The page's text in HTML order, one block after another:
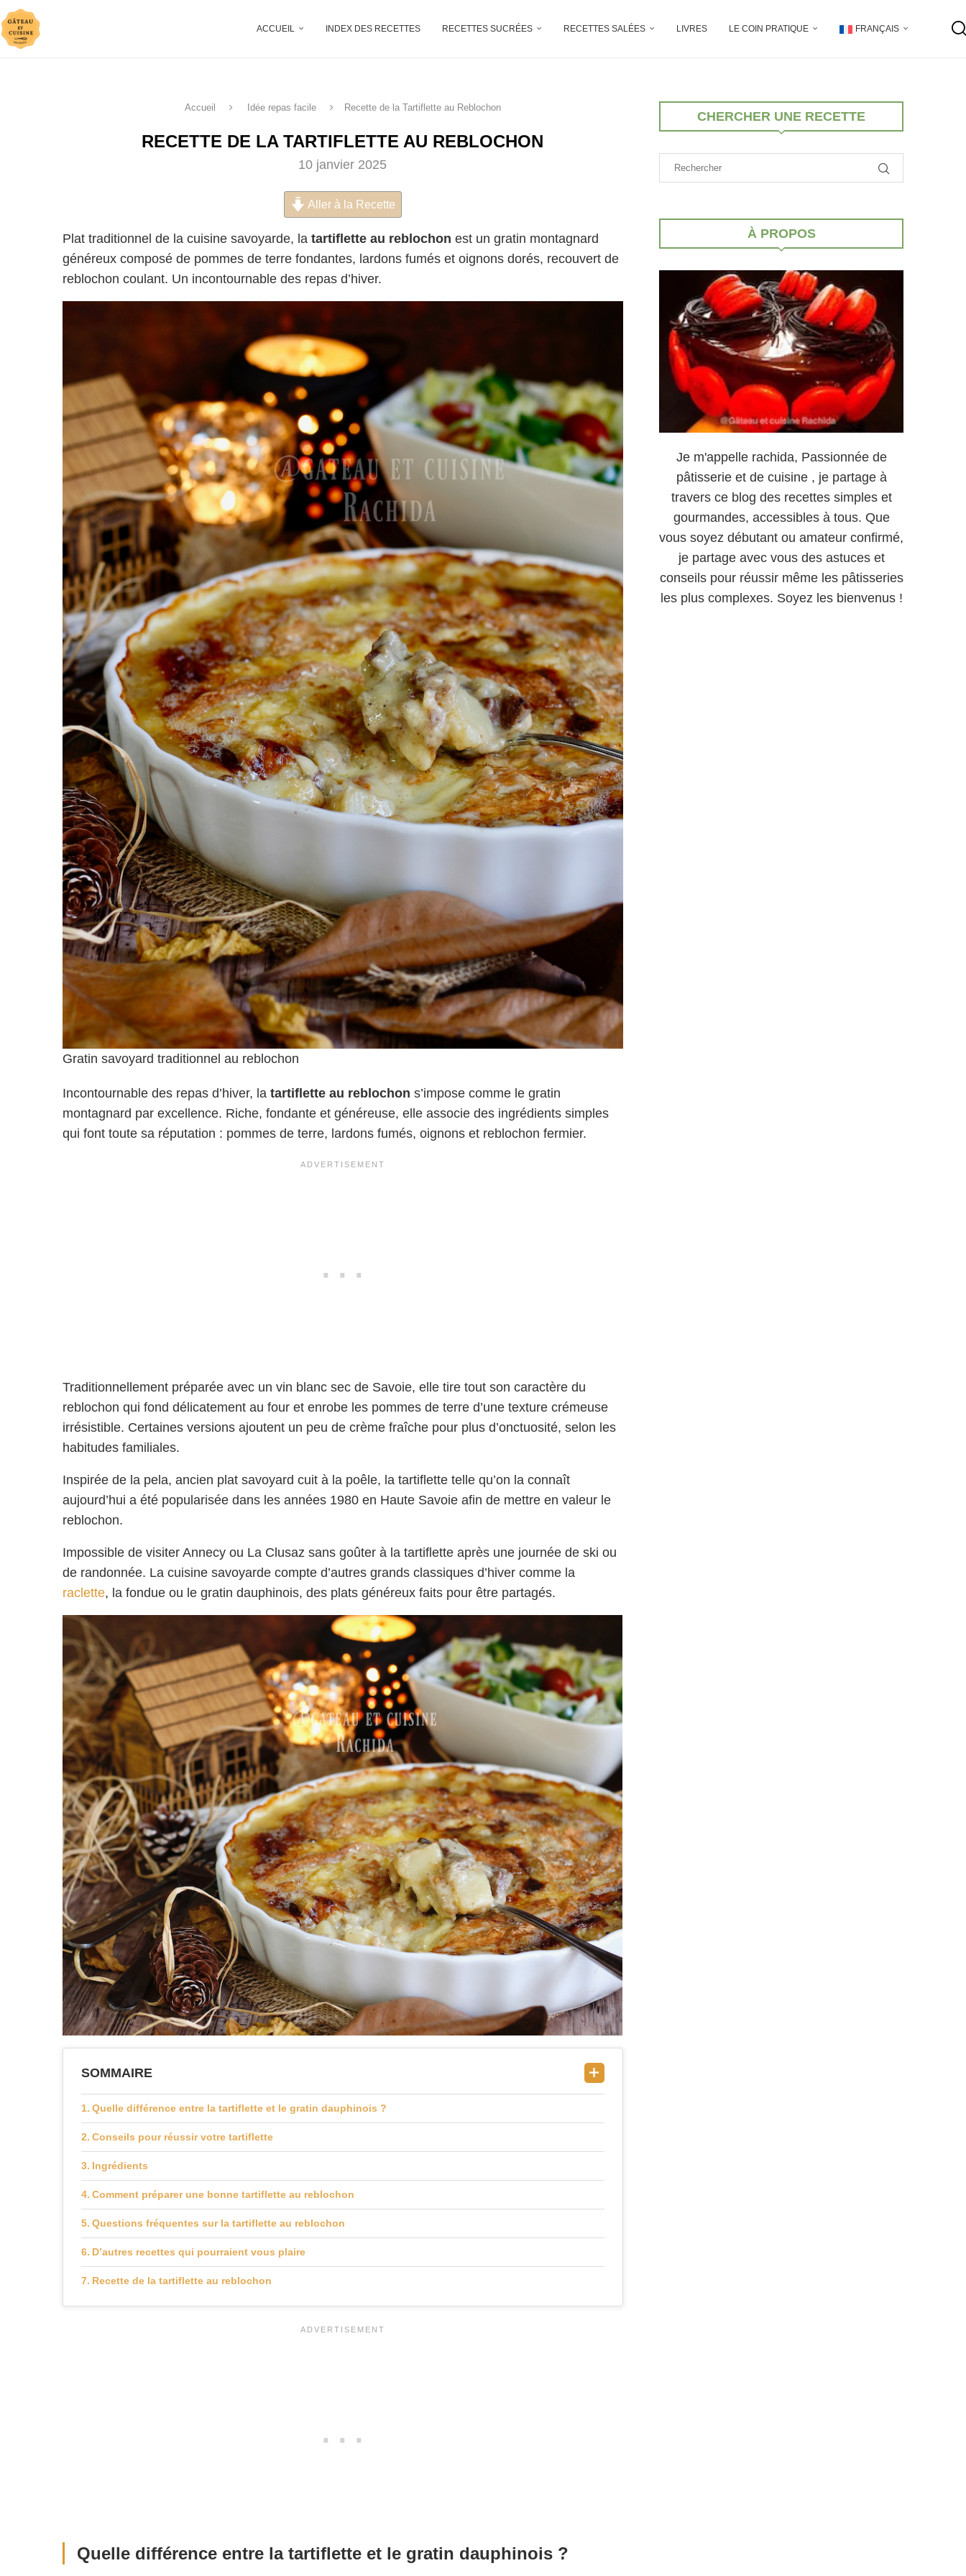
ACCUEIL INDEX DES RECETTES RECETTES SUCRÉES RECETTES SALÉES LIVRES LE COIN PRATIQUE FRANÇAIS
Accueil Idée repas facile Recette de la Tartiflette au Reblochon
RECETTE DE LA TARTIFLETTE AU REBLOCHON
10 janvier 2025
Aller à la Recette
Plat traditionnel de la cuisine savoyarde, la tartiflette au reblochon est un gratin montagnard
généreux composé de pommes de terre fondantes, lardons fumés et oignons dorés, recouvert de
reblochon coulant. Un incontournable des repas d’hiver.
Gratin savoyard traditionnel au reblochon
Incontournable des repas d’hiver, la tartiflette au reblochon s’impose comme le gratin
montagnard par excellence. Riche, fondante et généreuse, elle associe des ingrédients simples
qui font toute sa réputation : pommes de terre, lardons fumés, oignons et reblochon fermier.
Traditionnellement préparée avec un vin blanc sec de Savoie, elle tire tout son caractère du
reblochon qui fond délicatement au four et enrobe les pommes de terre d’une texture crémeuse
irrésistible. Certaines versions ajoutent un peu de crème fraîche pour plus d’onctuosité, selon les
habitudes familiales.
Inspirée de la pela, ancien plat savoyard cuit à la poêle, la tartiflette telle qu’on la connaît
aujourd’hui a été popularisée dans les années 1980 en Haute Savoie afin de mettre en valeur le
reblochon.
Impossible de visiter Annecy ou La Clusaz sans goûter à la tartiflette après une journée de ski ou
de randonnée. La cuisine savoyarde compte d’autres grands classiques d’hiver comme la
raclette, la fondue ou le gratin dauphinois, des plats généreux faits pour être partagés.
SOMMAIRE
Quelle différence entre la tartiflette et le gratin dauphinois ?
Conseils pour réussir votre tartiflette
Ingrédients
Comment préparer une bonne tartiflette au reblochon
Questions fréquentes sur la tartiflette au reblochon
D’autres recettes qui pourraient vous plaire
Recette de la tartiflette au reblochon
Quelle différence entre la tartiflette et le gratin dauphinois ?
CHERCHER UNE RECETTE
À PROPOS
Je m'appelle rachida, Passionnée de
pâtisserie et de cuisine , je partage à
travers ce blog des recettes simples et
gourmandes, accessibles à tous. Que
vous soyez débutant ou amateur confirmé,
je partage avec vous des astuces et
conseils pour réussir même les pâtisseries
les plus complexes. Soyez les bienvenus !